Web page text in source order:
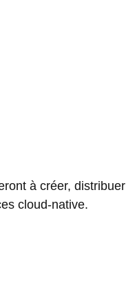
à créer, distribuer
cloud-native.